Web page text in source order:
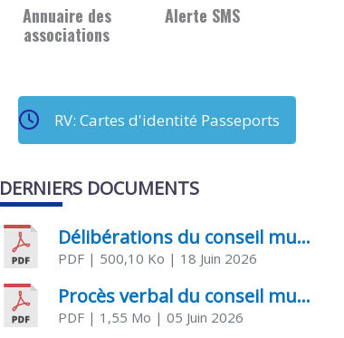
Annuaire des
associations
Alerte SMS
RV: Cartes d'identité Passeports
DERNIERS DOCUMENTS
Délibérations du conseil municipal du 18 juin 2026
PDF | 500,10 Ko | 18 Juin 2026
Procès verbal du conseil municipal du 05 juin 2026
PDF | 1,55 Mo | 05 Juin 2026